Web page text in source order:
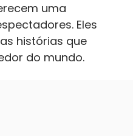
uma
Eles
histórias que
do mundo.